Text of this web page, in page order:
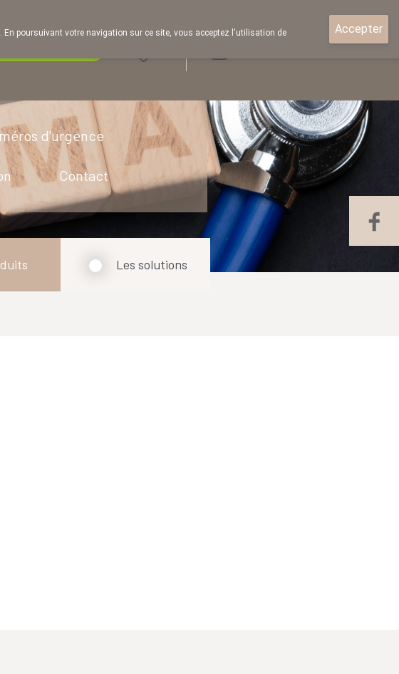
d'urgence
Contact
Les solutions
poursuivant votre navigation sur ce site, vous acceptez l'utilisation de
Accepter